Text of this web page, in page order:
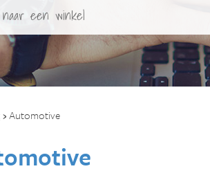
›Automotive